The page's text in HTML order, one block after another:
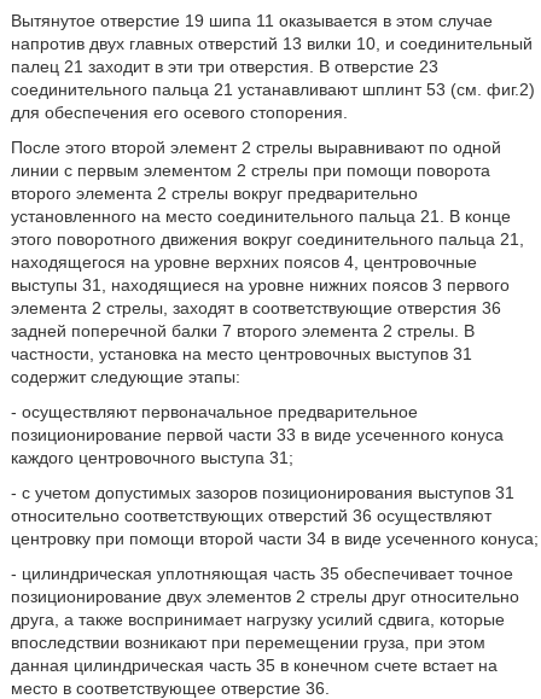
Вытянутое отверстие 19 шипа 11 оказывается в этом случае
напротив двух главных отверстий 13 вилки 10, и соединительный
палец 21 заходит в эти три отверстия. В отверстие 23
соединительного пальца 21 устанавливают шплинт 53 (см. фиг.2)
для обеспечения его осевого стопорения.
После этого второй элемент 2 стрелы выравнивают по одной
линии с первым элементом 2 стрелы при помощи поворота
второго элемента 2 стрелы вокруг предварительно
установленного на место соединительного пальца 21. В конце
этого поворотного движения вокруг соединительного пальца 21,
находящегося на уровне верхних поясов 4, центровочные
выступы 31, находящиеся на уровне нижних поясов 3 первого
элемента 2 стрелы, заходят в соответствующие отверстия 36
задней поперечной балки 7 второго элемента 2 стрелы. В
частности, установка на место центровочных выступов 31
содержит следующие этапы:
- осуществляют первоначальное предварительное
позиционирование первой части 33 в виде усеченного конуса
каждого центровочного выступа 31;
- с учетом допустимых зазоров позиционирования выступов 31
относительно соответствующих отверстий 36 осуществляют
центровку при помощи второй части 34 в виде усеченного конуса;
- цилиндрическая уплотняющая часть 35 обеспечивает точное
позиционирование двух элементов 2 стрелы друг относительно
друга, а также воспринимает нагрузку усилий сдвига, которые
впоследствии возникают при перемещении груза, при этом
данная цилиндрическая часть 35 в конечном счете встает на
место в соответствующее отверстие 36.